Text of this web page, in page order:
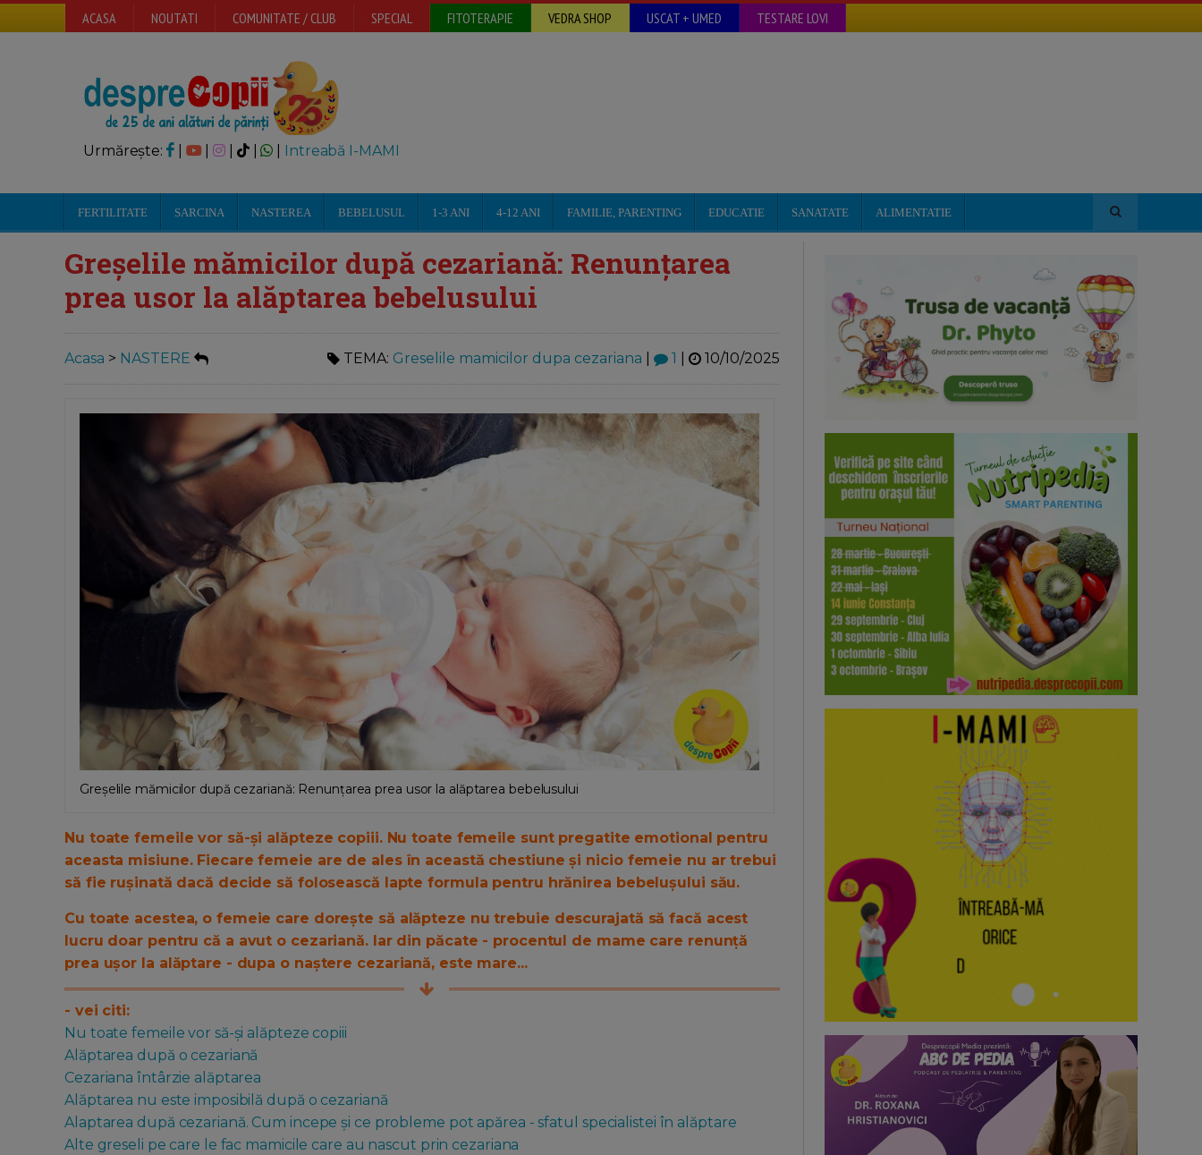
ACASA NOUTATI COMUNITATE / CLUB SPECIAL FITOTERAPIE VEDRA SHOP USCAT + UMED TESTARE LOVI
Urmărește: | | Intreabă I-MAMI
FERTILITATE SARCINA NASTEREA BEBELUSUL 1-3 ANI 4-12 ANI FAMILIE, PARENTING EDUCATIE SANATATE ALIMENTATIE
Greșelile mămicilor după cezariană: Renunțarea
prea usor la alăptarea bebelusului
Acasa > NASTERE TEMA: Greselile mamicilor dupa cezariana 1 10/10/2025
Greșelile mămicilor după cezariană: Renunțarea prea usor la alăptarea bebelusului
Nu toate femeile vor să-și alăpteze copiii. Nu toate femeile sunt pregatite emotional pentru
aceasta misiune. Fiecare femeie are de ales în această chestiune și nicio femeie nu ar trebui
să fie rușinată dacă decide să folosească lapte formula pentru hrănirea bebelușului său.
Cu toate acestea, o femeie care dorește să alăpteze nu trebuie descurajată să facă acest
lucru doar pentru că a avut o cezariană. Iar din păcate - procentul de mame care renunță
prea ușor la alăptare - dupa o naștere cezariană, este mare...
- vei citi:
Nu toate femeile vor să-și alăpteze copiii
Alăptarea după o cezariană
Cezariana întârzie alăptarea
Alăptarea nu este imposibilă după o cezariană
Alaptarea după cezariană. Cum incepe și ce probleme pot apărea - sfatul specialistei în alăptare
Alte greseli pe care le fac mamicile care au nascut prin cezariana